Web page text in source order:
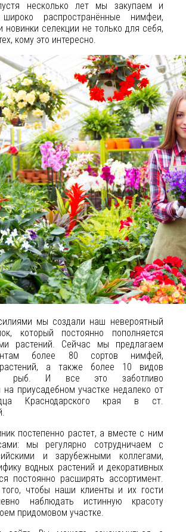
несколько лет мы закупаем и
распространённые нимфеи,
новинки селекции не только для себя,
кому это интересно.
мы создали наш невероятный
который постоянно пополняется
растений. Сейчас мы предлагаем
более 80 сортов нимфей,
а также более 10 видов
рыб. И все это заботливо
приусадебном участке недалеко от
Краснодарского края в ст.
постепенно растет, а вместе с ним
мы регулярно сотрудничаем с
и зарубежными коллегами,
водных растений и декоративных
постоянно расширять ассортимент.
чтобы наши клиенты и их гости
наблюдать истинную красоту
придомовом участке.